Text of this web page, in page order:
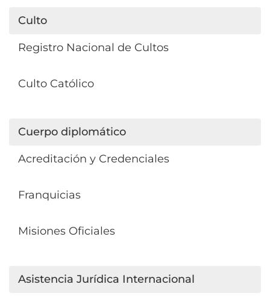
Culto
Registro Nacional de Cultos
Culto Católico
Cuerpo diplomático
Acreditación y Credenciales
Franquicias
Misiones Oficiales
Asistencia Jurídica Internacional